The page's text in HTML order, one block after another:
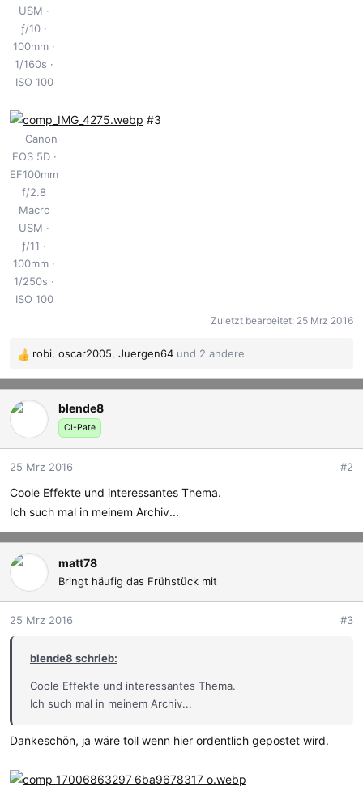
USM
ƒ/10
100mm
1/160s
ISO 100
Canon
EOS 5D
EF100mm
f/2.8
Macro
USM
ƒ/11
100mm
1/250s
ISO 100
#3
Zuletzt bearbeitet: 25 Mrz 2016
R
e
a
k
n
e
n
robi oscar2005 Juergen64 und 2 andere
blende8
CI-Pate
25 Mrz 2016 #2
Coole Effekte und interessantes Thema.
Ich such mal in meinem Archiv...
matt78
Bringt häufig das Frühstück mit
25 Mrz 2016 #3
blende8 schrieb:
Coole Effekte und interessantes Thema.
Ich such mal in meinem Archiv...
Dankeschön, ja wäre toll wenn hier ordentlich gepostet wird.